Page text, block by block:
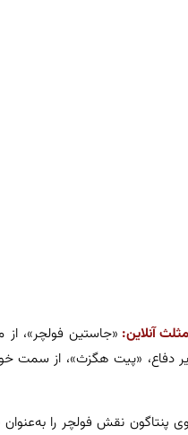
آنلاین: «جاستین فولچر»، از
دفاع، «پیت هگزث»، از سمت
پنتاگون نقش فولچر را